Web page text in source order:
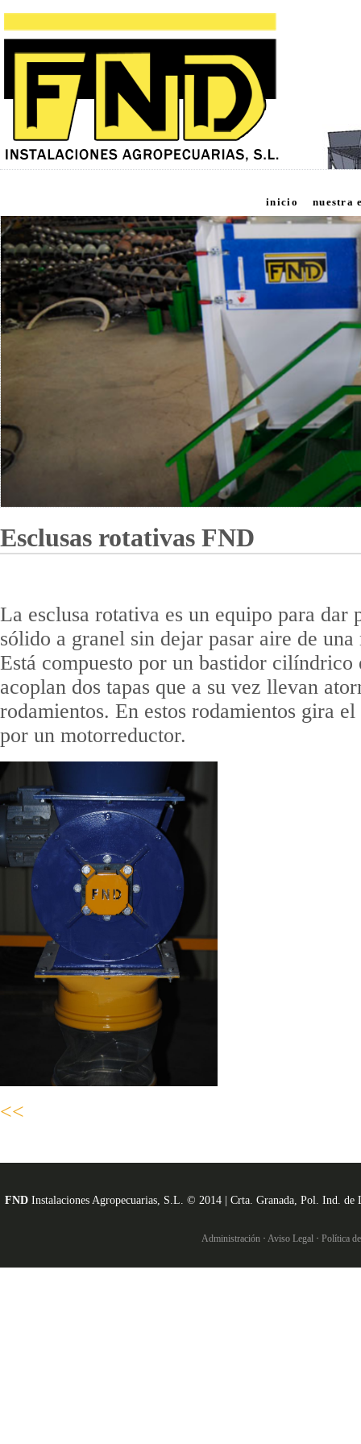
inicio nuestra
Esclusas rotativas FND
La esclusa rotativa es un equipo para dar
sólido a granel sin dejar pasar aire de
Está compuesto por un bastidor cilíndrico
acoplan dos tapas que a su vez llevan
rodamientos. En estos rodamientos gira
por un motorreductor.
<<
FND Instalaciones Agropecuarias, S.L. © 2014 | Crta. Granada, Pol. Ind.
Administración ·Aviso Legal ·Política